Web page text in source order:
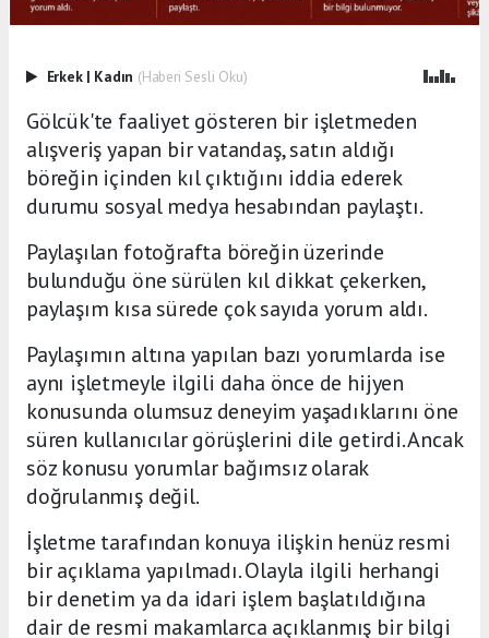
Erkek | Kadın (Haberi Sesli Oku)
Gölcük'te faaliyet gösteren bir işletmeden
alışveriş yapan bir vatandaş, satın aldığı
böreğin içinden kıl çıktığını iddia ederek
durumu sosyal medya hesabından paylaştı.
Paylaşılan fotoğrafta böreğin üzerinde
bulunduğu öne sürülen kıl dikkat çekerken,
paylaşım kısa sürede çok sayıda yorum aldı.
Paylaşımın altına yapılan bazı yorumlarda ise
aynı işletmeyle ilgili daha önce de hijyen
konusunda olumsuz deneyim yaşadıklarını öne
süren kullanıcılar görüşlerini dile getirdi. Ancak
söz konusu yorumlar bağımsız olarak
doğrulanmış değil.
İşletme tarafından konuya ilişkin henüz resmi
bir açıklama yapılmadı. Olayla ilgili herhangi
bir denetim ya da idari işlem başlatıldığına
dair de resmi makamlarca açıklanmış bir bilgi